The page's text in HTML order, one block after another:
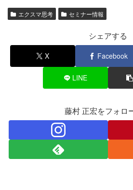
エクスマ思考 セミナー情報
シェアする
X Facebook
LINE
藤村 正宏をフォロ